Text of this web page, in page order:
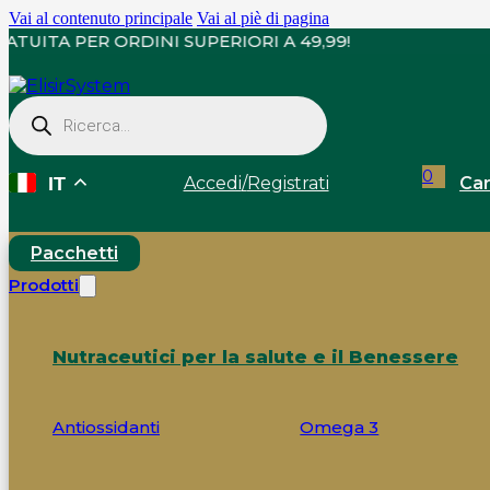
Vai al contenuto principale Vai al piè di pagina
GRATUITA PER ORDINI SUPERIORI A 49,99!
Ricerca
prodotti
IT Accedi/Registrati 0
Pacchetti
Prodotti
Nutraceutici per la salute e il Benessere
Antiossidanti Omega 3